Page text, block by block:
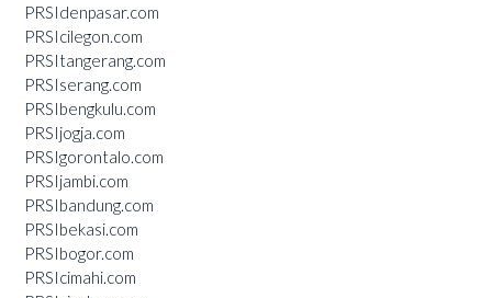
PRSIdenpasar.com
PRSIcilegon.com
PRSItangerang.com
PRSIserang.com
PRSIbengkulu.com
PRSIjogja.com
PRSIgorontalo.com
PRSIjambi.com
PRSIbandung.com
PRSIbekasi.com
PRSIbogor.com
PRSIcimahi.com